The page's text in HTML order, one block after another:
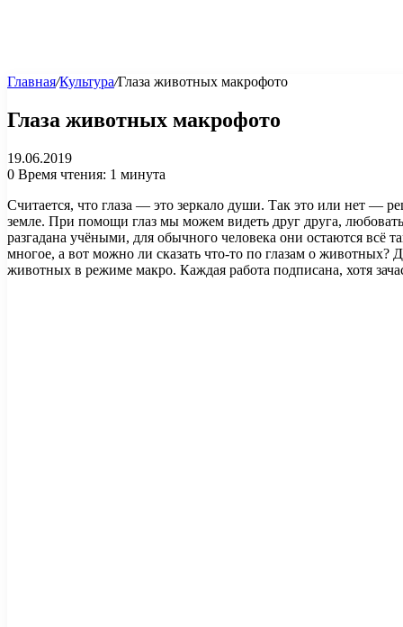
Главная/Культура/Глаза животных макрофото
Глаза животных макрофото
19.06.2019
0 Время чтения: 1 минута
Считается, что глаза — это зеркало души. Так это или нет —
земле. При помощи глаз мы можем видеть друг друга,
разгадана учёными, для обычного человека они остаются
многое, а вот можно ли сказать что-то по глазам о
животных в режиме макро. Каждая работа подписана, хотя